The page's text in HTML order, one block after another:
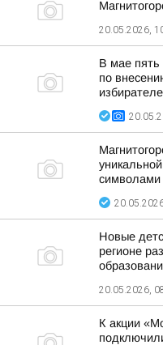
20.05.2026,
В мае пять
по
символами
Новые
регионе
20.05.2026,
К акции